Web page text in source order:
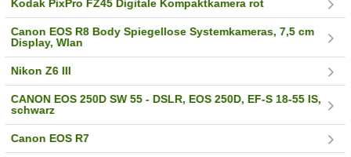
Kodak PixPro FZ45 Digitale Kompaktkamera rot
Canon EOS R8 Body Spiegellose Systemkameras, 7,5 cm
Display, Wlan
Nikon Z6 III
CANON EOS 250D SW 55 - DSLR, EOS 250D, EF-S 18-55 IS,
schwarz
Canon EOS R7